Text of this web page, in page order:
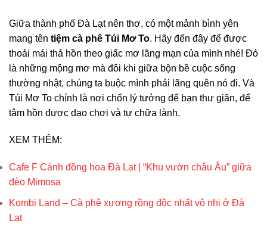
Giữa thành phố Đà Lạt nên thơ, có một mảnh bình yên
mang tên tiệm cà phê Túi Mơ To. Hãy đến đây để được
thoải mái thả hồn theo giấc mơ lãng mạn của mình nhé! Đó
là những mộng mơ mà đôi khi giữa bộn bề cuộc sống
thường nhật, chúng ta buộc mình phải lãng quên nó đi. Và
Túi Mơ To chính là nơi chốn lý tưởng để bạn thư giãn, để
tâm hồn được dạo chơi và tự chữa lành.
XEM THÊM:
Cafe F Cánh đồng hoa Đà Lạt | “Khu vườn châu Âu” giữa
đèo Mimosa
Kombi Land – Cà phê xương rồng độc nhất vô nhị ở Đà
Lạt